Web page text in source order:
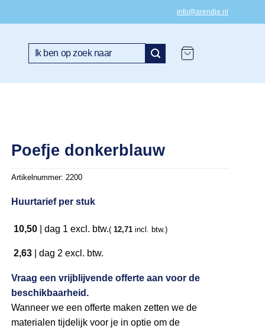
info@arendje.nl
Zoeken
Poefje donkerblauw
Artikelnummer:2200
Huurtarief per stuk
10,50 |dag 1 excl. btw.( 12,71 incl. btw.)
2,63 |dag 2 excl. btw.
Vraag een vrijblijvende offerte aan voor de
beschikbaarheid.
Wanneer we een offerte maken zetten we de
materialen tijdelijk voor je in optie om de